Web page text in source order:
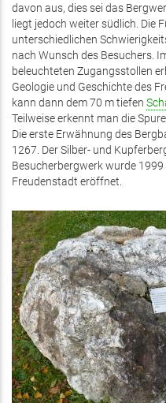
davon aus, dies sei das
liegt jedoch weiter südlich. Die
unterschiedlichen
nach Wunsch des Besuchers.
beleuchteten Zugangsstollen
Geologie und Geschichte des
kann dann dem 70 m tiefen
Teilweise erkennt man die
Die erste Erwähnung des
1267. Der Silber- und
Besucherbergwerk wurde
Freudenstadt eröffnet.